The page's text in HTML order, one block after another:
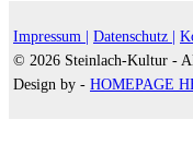
Impressum | Datenschutz |
© 2026 Steinlach-Kultur -
Design by - HOMEPAGE